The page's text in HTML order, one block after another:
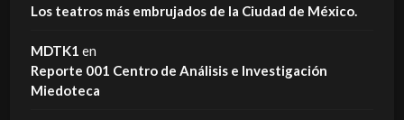
Los teatros más embrujados de la Ciudad de México.
MDTK1 en
Reporte 001 Centro de Análisis e Investigación
Miedoteca